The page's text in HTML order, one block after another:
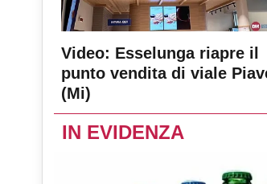
Video: Esselunga riapre il
punto vendita di viale
(Mi)
IN EVIDENZA